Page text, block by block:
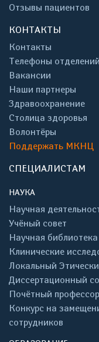
Отзывы пациентов
КОНТАКТЫ
Контакты
Телефоны отделений
Вакансии
Наши партнеры
Здравоохранение
Столица здоровья
Волонтёры
Поддержать МКНЦ
СПЕЦИАЛИСТАМ
НАУКА
Научная
Учёный совет
Научная библиотека
Клинические
Локальный
Диссертационный
Почётный
Конкурс на
сотрудников